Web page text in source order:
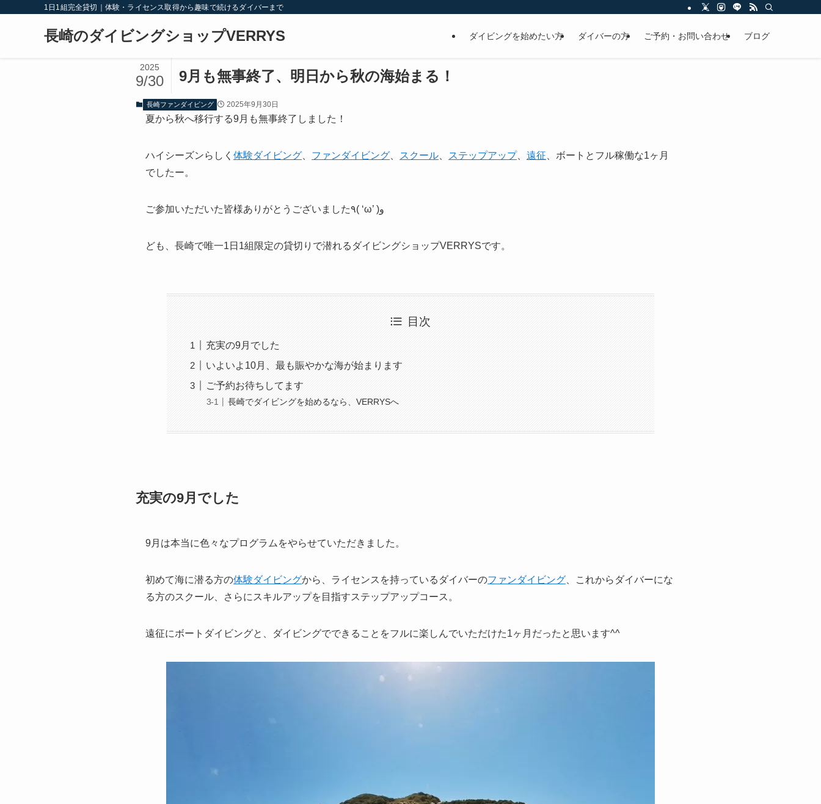
1日1組完全貸切｜体験・ライセンス取得から趣味で続けるダイバーまで
長崎のダイビングショップVERRYS ダイビングを始めたい方 ダイバーの方 ご予約・お問い合わせ ブログ
9月も無事終了、明日から秋の海始まる！
2025
9/30
長崎ファンダイビング 2025年9月30日
夏から秋へ移行する9月も無事終了しました！
ハイシーズンらしく 体験ダイビング ファンダイビング スクール ステップアップ、 遠征 、ボートとフル稼働な1ヶ月
でしたー。
ご参加いただいた皆様ありがとうございました٩( ‘ω’ )و
ども、長崎で唯一1日1組限定の貸切りで潜れるダイビングショップVERRYSです。
目次
充実の9月でした
いよいよ10月、最も賑やかな海が始まります
ご予約お待ちしてます
長崎でダイビングを始めるなら、VERRYSへ
充実の9月でした
9月は本当に色々なプログラムをやらせていただきました。
初めて海に潜る方の体験ダイビングから、ライセンスを持っているダイバーのファンダイビング 、これからダイバーにな
る方のスクール、さらにスキルアップを目指すステップアップコース。
遠征にボートダイビングと、ダイビングでできることをフルに楽しんでいただけた1ヶ月だったと思います^^